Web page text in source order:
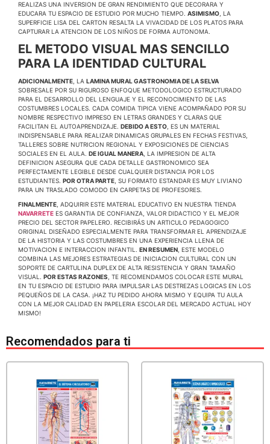
REALIZAS UNA INVERSION DE GRAN RENDIMIENTO QUE DECORARA Y
EDUCARA TU ESPACIO DE ESTUDIO POR MUCHO TIEMPO. ASIMISMO , LA
SUPERFICIE LISA DEL CARTON RESALTA LA VIVACIDAD DE LOS PLATOS PARA
CAPTURAR LA ATENCION DE LOS NIÑOS DE FORMA AUTONOMA.
EL METODO VISUAL MAS SENCILLO
PARA LA IDENTIDAD CULTURAL
ADICIONALMENTE , LA LAMINA MURAL GASTRONOMIA DE LA SELVA
SOBRESALE POR SU RIGUROSO ENFOQUE METODOLOGICO ESTRUCTURADO
PARA EL DESARROLLO DEL LENGUAJE Y EL RECONOCIMIENTO DE LAS
COSTUMBRES LOCALES. CADA COMIDA TIPICA VIENE ACOMPAÑADO POR SU
NOMBRE RESPECTIVO IMPRESO EN LETRAS GRANDES Y CLARAS QUE
FACILITAN EL AUTOAPRENDIZAJE. DEBIDO A ESTO , ES UN MATERIAL
INDISPENSABLE PARA REALIZAR DINAMICAS GRUPALES EN FECHAS FESTIVAS,
TALLERES SOBRE NUTRICION REGIONAL Y EXPOSICIONES DE CIENCIAS
SOCIALES EN EL AULA. DE IGUAL MANERA , LA IMPRESION DE ALTA
DEFINICION ASEGURA QUE CADA DETALLE GASTRONOMICO SEA
PERFECTAMENTE LEGIBLE DESDE CUALQUIER DISTANCIA POR LOS
ESTUDIANTES. POR OTRA PARTE , SU FORMATO ESTANDAR ES MUY LIVIANO
PARA UN TRASLADO COMODO EN CARPETAS DE PROFESORES.
FINALMENTE , ADQUIRIR ESTE MATERIAL EDUCATIVO EN NUESTRA TIENDA
NAVARRETE ES GARANTIA DE CONFIANZA, VALOR DIDACTICO Y EL MEJOR
PRECIO DEL SECTOR PAPELERO. RECIBIRÁS UN ARTICULO PEDAGOGICO
ORIGINAL DISEÑADO ESPECIALMENTE PARA TRANSFORMAR EL APRENDIZAJE
DE LA HISTORIA Y LAS COSTUMBRES EN UNA EXPERIENCIA LLENA DE
MOTIVACION E INTERACCION INFANTIL. EN RESUMEN , ESTE MODELO
COMBINA LAS MEJORES ESTRATEGIAS DE INICIACION CULTURAL CON UN
SOPORTE DE CARTULINA DUPLEX DE ALTA RESISTENCIA Y GRAN TAMAÑO
VISUAL. POR ESTAS RAZONES , TE RECOMENDAMOS COLOCAR ESTE MURAL
EN TU ESPACIO DE ESTUDIO PARA IMPULSAR LAS DESTREZAS LOGICAS EN LOS
PEQUEÑOS DE LA CASA. ¡HAZ TU PEDIDO AHORA MISMO Y EQUIPA TU AULA
CON LA MEJOR CALIDAD EN PAPELERIA ESCOLAR DEL MERCADO ACTUAL HOY
MISMO!
Recomendados para ti